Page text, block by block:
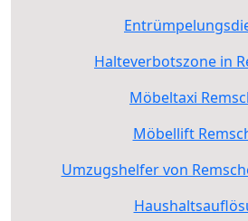
Halteverbotszone in
Möbeltaxi
Möbellift
Umzugshelfer von